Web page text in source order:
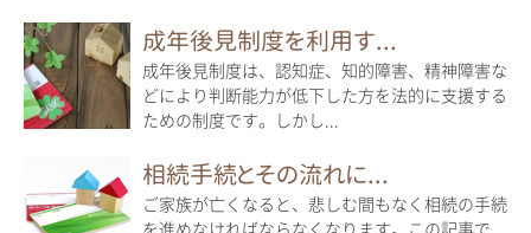
成年後見制度を利用す...
成年後見制度は、認知症、知的障害、精神障害な
どにより判断能力が低下した方を法的に支援する
ための制度です。しかし...
相続手続とその流れに...
ご家族が亡くなると、悲しむ間もなく相続の手続